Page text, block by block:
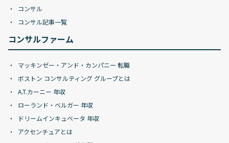
コンサル
コンサル記事一覧
コンサルファーム
マッキンゼー・アンド・カンパニー 転職
ボストン コンサルティング グループとは
A.T.カーニー 年収
ローランド・ベルガー 年収
ドリームインキュベータ 年収
アクセンチュアとは